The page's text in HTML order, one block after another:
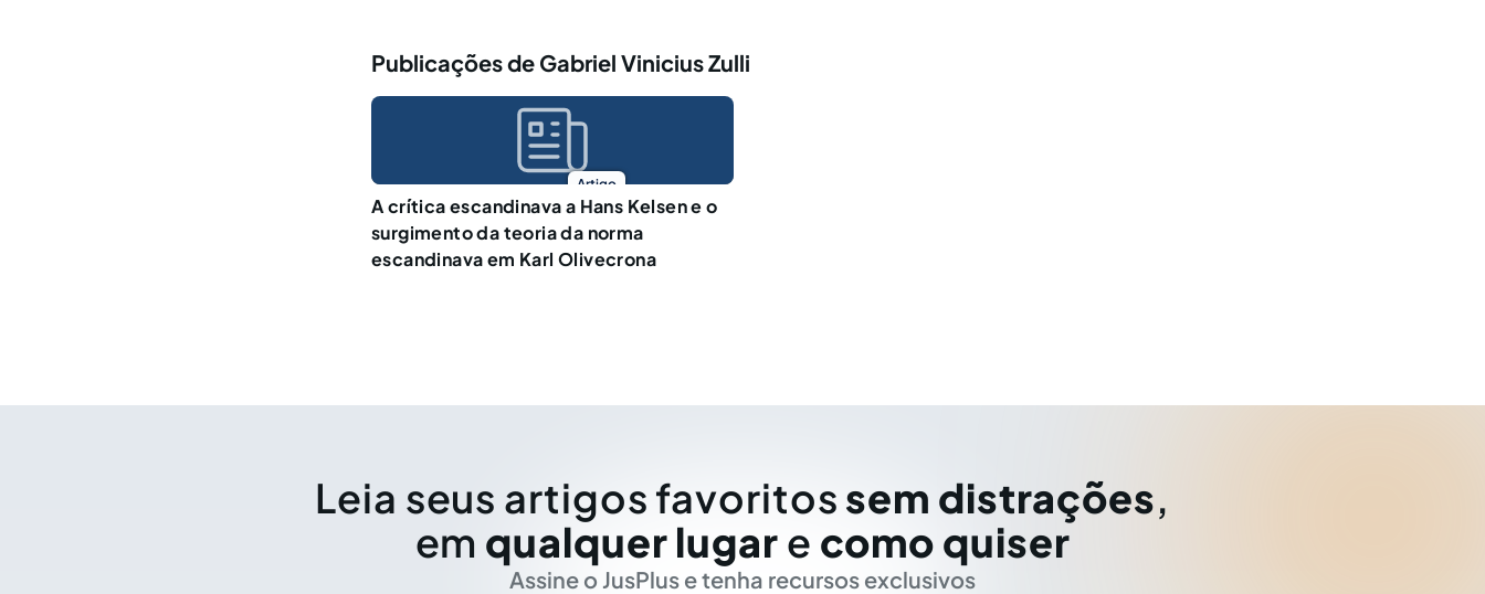
Publicações de Gabriel Vinicius Zulli
Artigo
A crítica escandinava a Hans Kelsen e o
surgimento da teoria da norma
escandinava em Karl Olivecrona
Leia seus artigos favoritos sem distrações,
em qualquer lugar e como quiser
Assine o JusPlus e tenha recursos exclusivos